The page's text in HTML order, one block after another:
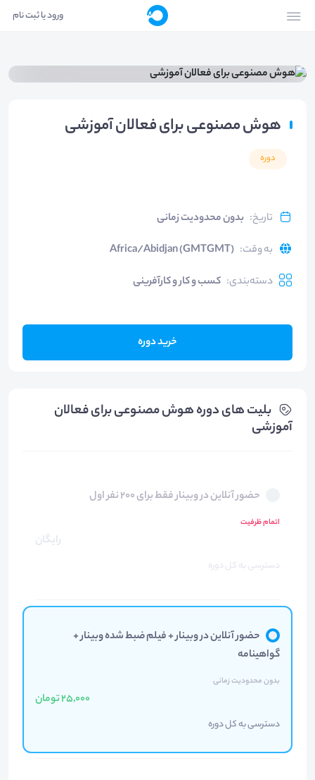
ورود یا ثبت نام
هوش مصنوعی برای فعالان آموزشی
دوره
تاریخ: بدون محدودیت زمانی
به وقت:
Africa/Abidjan (GMTGMT)
دسته‌بندی: کسب و کار و کارآفرینی
خرید دوره
بلیت های دوره هوش مصنوعی برای فعالان
آموزشی
حضور آنلاین در وبینار فقط برای 200 نفر اول
اتمام ظرفیت
رایگان
دسترسی به کل دوره
حضور آنلاین در وبینار + فیلم ضبط شده وبینار +
گواهینامه
بدون محدودیت زمانی
25,000 تومان
دسترسی به کل دوره